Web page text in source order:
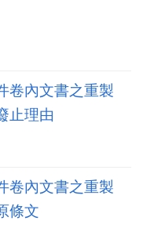
卷內文書之重製
止理由
卷內文書之重製
條文